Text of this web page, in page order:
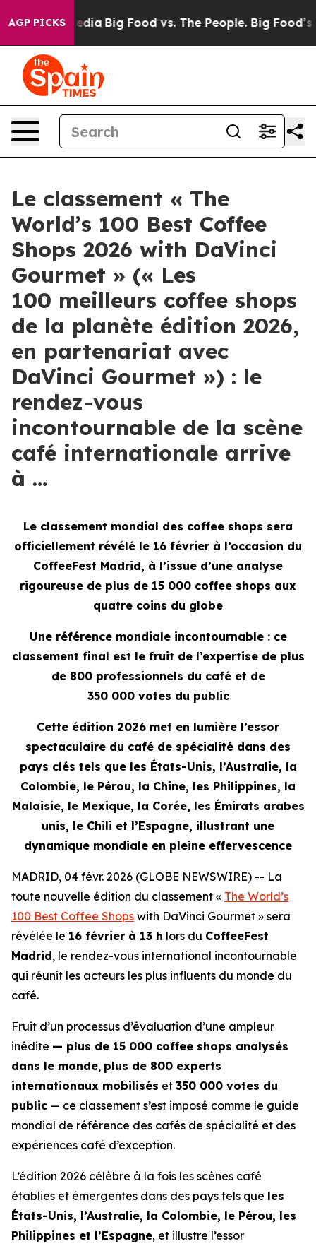
AGP PICKS
Media Big Food vs. The People. Big Food’s 239
Le classement « The
World’s 100 Best Coffee
Shops 2026 with DaVinci
Gourmet » (« Les
100 meilleurs coffee shops
de la planète édition 2026,
en partenariat avec
DaVinci Gourmet ») : le
rendez-vous
incontournable de la scène
café internationale arrive
à …
Le classement mondial des coffee shops sera
officiellement révélé le 16 février à l’occasion du
CoffeeFest Madrid, à l’issue d’une analyse
rigoureuse de plus de 15 000 coffee shops aux
quatre coins du globe
Une référence mondiale incontournable : ce
classement final est le fruit de l’expertise de plus
de 800 professionnels du café et de
350 000 votes du public
Cette édition 2026 met en lumière l’essor
spectaculaire du café de spécialité dans des
pays clés tels que les États-Unis, l’Australie, la
Colombie, le Pérou, la Chine, les Philippines, la
Malaisie, le Mexique, la Corée, les Émirats arabes
unis, le Chili et l’Espagne, illustrant une
dynamique mondiale en pleine effervescence
MADRID, 04 févr. 2026 (GLOBE NEWSWIRE) -- La
toute nouvelle édition du classement « The World’s
100 Best Coffee Shops with DaVinci Gourmet » sera
révélée le 16 février à 13 h lors du CoffeeFest
Madrid, le rendez-vous international incontournable
qui réunit les acteurs les plus influents du monde du
café.
Fruit d’un processus d’évaluation d’une ampleur
inédite — plus de 15 000 coffee shops analysés
dans le monde, plus de 800 experts
internationaux mobilisés et 350 000 votes du
public — ce classement s’est imposé comme le guide
mondial de référence des cafés de spécialité et des
expériences café d’exception.
L’édition 2026 célèbre à la fois les scènes café
établies et émergentes dans des pays tels que les
États-Unis, l’Australie, la Colombie, le Pérou, les
Philippines et l’Espagne, et illustre l’essor